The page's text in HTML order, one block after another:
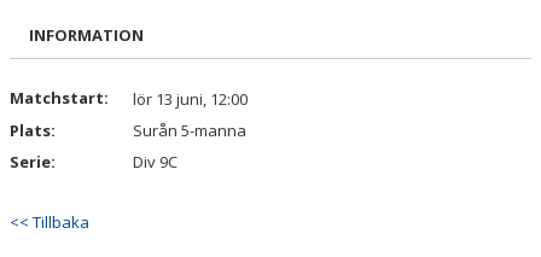
BILDGALLERI
KONTAKT
INFORMATION
Matchstart:
lör 13 juni, 12:00
Plats:
Surån 5-manna
Serie:
Div 9C
<< Tillbaka